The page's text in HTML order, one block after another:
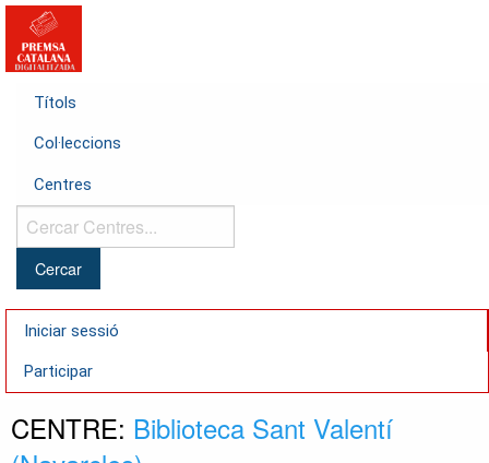
Títols
Col·leccions
Centres
Cercar
Centres...
Iniciar sessió
Participar
CENTRE: Biblioteca Sant Valentí